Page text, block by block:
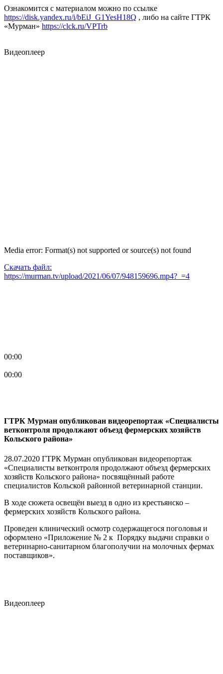
Ознакомится с материалом можно по ссылке
https://disk.yandex.ru/i/bEiJ_G1YesH18Q , либо на сайте ГТРК
«Мурман» https://clck.ru/VPTrb
Видеоплеер
Media error: Format(s) not supported or source(s) not found
Скачать файл:
https://murman.tv/upload/2021/06/07/948159696.mp4?_=4
00:00
00:00
ГТРК Мурман опубликован видеорепортаж «Специалисты
ветконтроля продолжают объезд фермерских хозяйств
Кольского района»
28.07.2020 ГТРК Мурман опубликован видеорепортаж
«Специалисты ветконтроля продолжают объезд фермерских
хозяйств Кольского района» посвящённый работе
специалистов Кольской районной ветеринарной станции.
В ходе сюжета освещён выезд в одно из крестьянско –
фермерских хозяйств Кольского района.
Проведен клинический осмотр содержащегося поголовья и
оформлено «Приложение № 2 к Порядку выдачи справки о
ветеринарно-санитарном благополучии на молочных фермах
поставщиков».
Видеоплеер